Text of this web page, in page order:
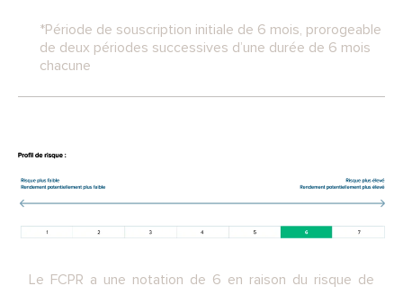
*Période de souscription initiale de 6 mois, prorogeable
de deux périodes successives d’une durée de 6 mois
chacune
Le FCPR a une notation de 6 en raison du risque de